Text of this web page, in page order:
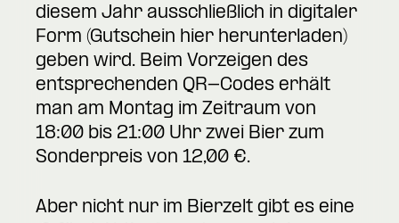
diesem Jahr ausschließlich in digitaler
Form (Gutschein hier herunterladen)
geben wird. Beim Vorzeigen des
entsprechenden QR-Codes erhält
man am Montag im Zeitraum von
18:00 bis 21:00 Uhr zwei Bier zum
Sonderpreis von 12,00 €.
Aber nicht nur im Bierzelt gibt es eine